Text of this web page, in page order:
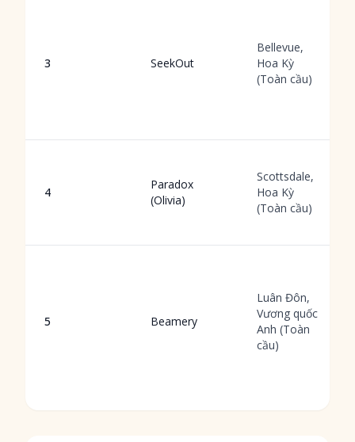
3 SeekOut
Bellevue,
Hoa Kỳ
(Toàn cầu)
4
Paradox
(Olivia)
Scottsdale,
Hoa Kỳ
(Toàn cầu)
5 Beamery
Luân Đôn,
Vương quốc
Anh (Toàn
cầu)